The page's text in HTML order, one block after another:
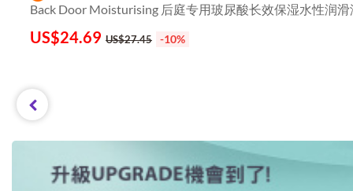
Back Door Moisturising 后庭专用玻尿酸长效保湿水性润滑
100ml (激情肛交适用)
US$24.69 US$27.45 -10%